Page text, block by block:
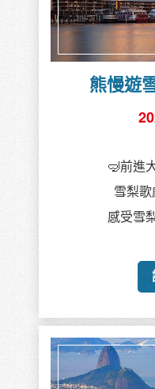
熊慢遊
🤿前進
雪梨
感受雪